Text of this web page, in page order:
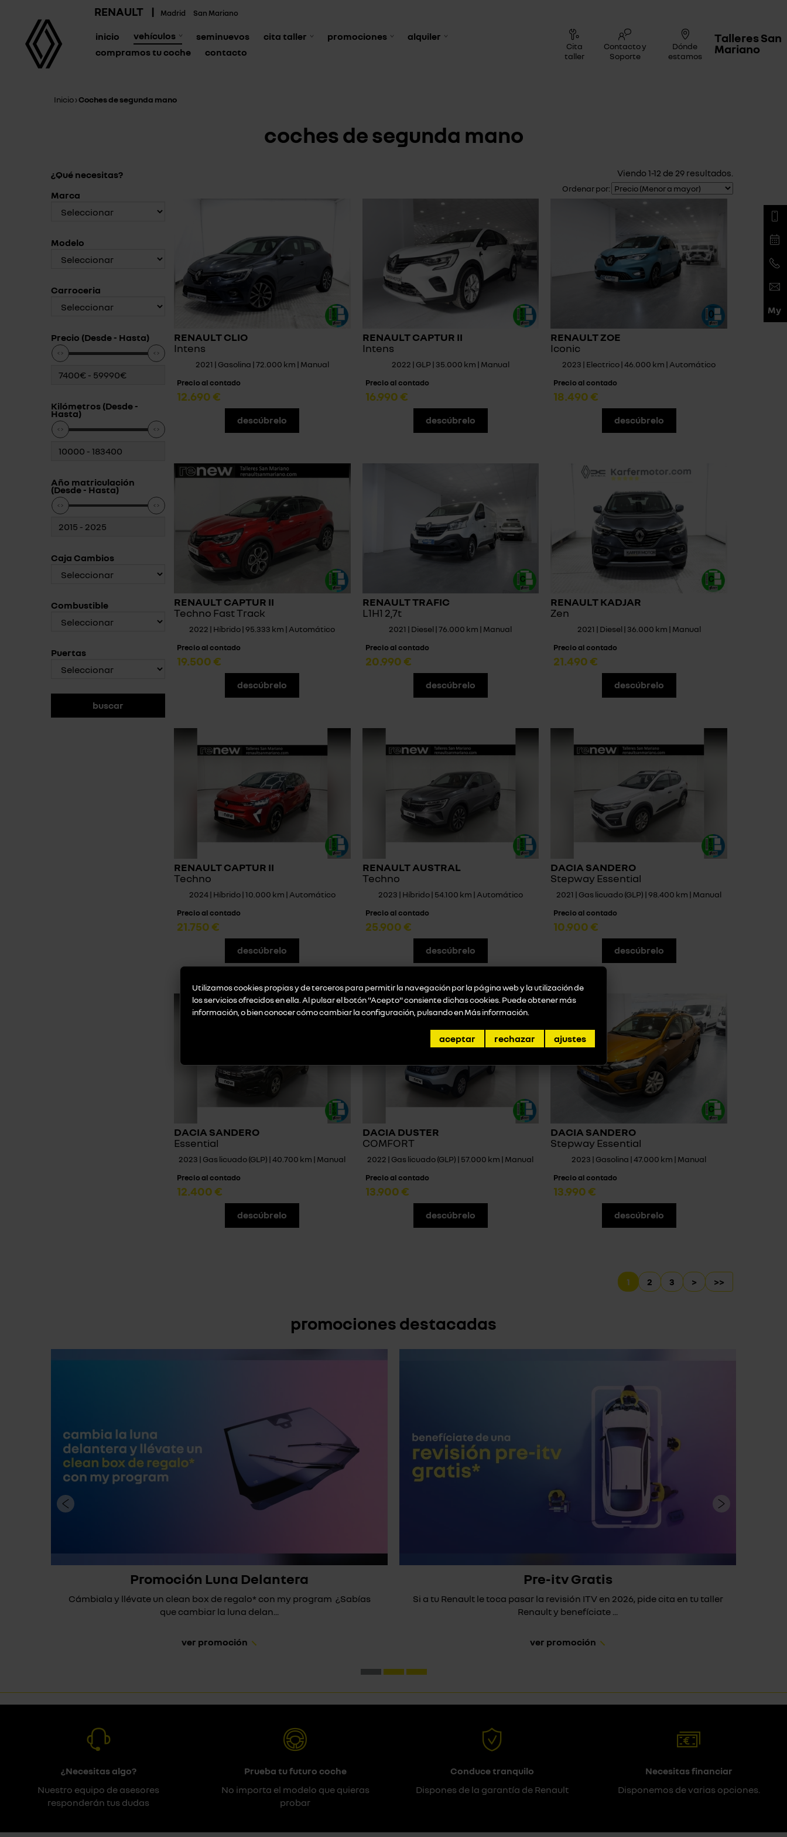
RENAULT | Madrid San Mariano
inicio vehículos seminuevos cita taller promociones
alquiler
compramos tu coche
contacto
Cita
taller
Contacto y
Soporte
Dónde
estamos
Talleres San
Mariano
Inicio›Coches de segunda mano
coches de segunda mano
¿Qué necesitas?
Marca
Modelo
Carroceria
Precio (Desde - Hasta)
Kilómetros (Desde -
Hasta)
Año matriculación
(Desde - Hasta)
Caja Cambios
Combustible
Puertas
Viendo 1-12 de 29 resultados.
Ordenar por:
RENAULT CLIO
Intens
2021 | Gasolina | 72.000 km | Manual
Precio al contado
12.690 €
descúbrelo
RENAULT CAPTUR II
Intens
2022 | GLP | 35.000 km | Manual
Precio al contado
16.990 €
descúbrelo
RENAULT ZOE
Iconic
2023 | Electrico | 46.000 km | Automático
Precio al contado
18.490 €
descúbrelo
RENAULT CAPTUR II
Techno Fast Track
2022 | Híbrido | 95.333 km | Automático
Precio al contado
19.500 €
descúbrelo
RENAULT TRAFIC
L1H1 2,7t
2021 | Diesel | 76.000 km | Manual
Precio al contado
20.990 €
descúbrelo
RENAULT KADJAR
Zen
2021 | Diesel | 36.000 km | Manual
Precio al contado
21.490 €
descúbrelo
RENAULT CAPTUR II
Techno
2024 | Híbrido | 10.000 km | Automático
Precio al contado
21.750 €
descúbrelo
RENAULT AUSTRAL
Techno
2023 | Híbrido | 54.100 km | Automático
Precio al contado
25.900 €
descúbrelo
DACIA SANDERO
Stepway Essential
2021 | Gas licuado (GLP) | 98.400 km | Manual
Precio al contado
10.900 €
descúbrelo
DACIA SANDERO
Essential
2023 | Gas licuado (GLP) | 40.700 km | Manual
Precio al contado
12.400 €
descúbrelo
DACIA DUSTER
COMFORT
2022 | Gas licuado (GLP) | 57.000 km | Manual
Precio al contado
13.900 €
descúbrelo
DACIA SANDERO
Stepway Essential
2023 | Gasolina | 47.000 km | Manual
Precio al contado
13.990 €
descúbrelo
1 2 3 > >>
promociones destacadas
Promoción Luna Delantera
Cámbiala y llévate un clean box de regalo* con my program ¿Sabías
que cambiar la luna delan...
ver promoción
Pre-itv Gratis
Si a tu Renault le toca pasar la revisión ITV en 2026, pide cita en tu taller
Renault y benefíciate ...
ver promoción
Utilizamos cookies propias y de terceros para permitir la navegación por la página web y la utilización de
los servicios ofrecidos en ella. Al pulsar el botón "Acepto" consiente dichas cookies. Puede obtener más
información, o bien conocer cómo cambiar la configuración, pulsando enMás información
aceptar rechazar ajustes
¿Necesitas algo?
Nuestro equipo de asesores
responderán tus dudas
Prueba tu futuro coche
No importa el modelo que quieras
probar
Conduce tranquilo
Dispones de la garantía de Renault
Necesitas financiar
Disponemos de varias opciones.